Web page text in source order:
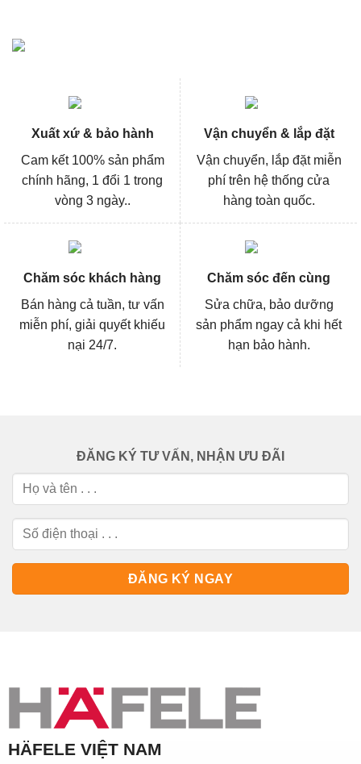
Xuất xứ & bảo hành
Cam kết 100% sản phẩm
chính hãng, 1 đổi 1 trong
vòng 3 ngày..
Vận chuyển & lắp đặt
Vận chuyển, lắp đặt miễn
phí trên hệ thống cửa
hàng toàn quốc.
Chăm sóc khách hàng
Bán hàng cả tuần, tư vấn
miễn phí, giải quyết khiếu
nại 24/7.
Chăm sóc đến cùng
Sửa chữa, bảo dưỡng
sản phẩm ngay cả khi hết
hạn bảo hành.
ĐĂNG KÝ TƯ VẤN, NHẬN ƯU ĐÃI
HÄFELE VIỆT NAM